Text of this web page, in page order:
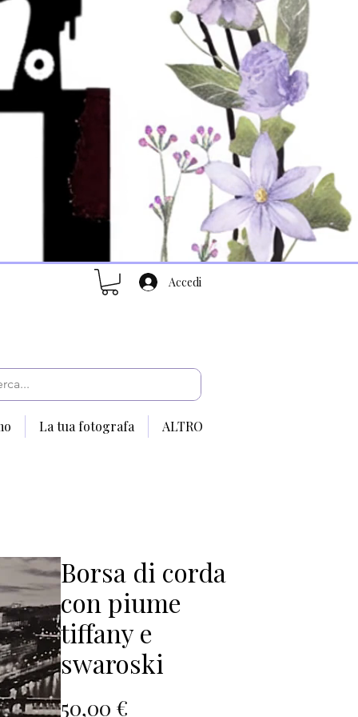
Accedi
La tua fotografa ALTRO
Borsa di corda
con piume
tiffany e
swaroski
50,00 €